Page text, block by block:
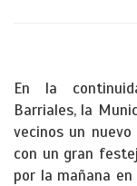
En la
Barriales, la
vecinos un
con un gran
por la mañana